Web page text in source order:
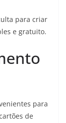
para criar
e gratuito.
para
de